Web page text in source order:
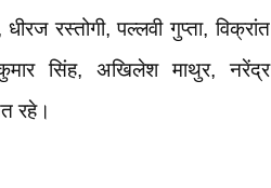
रस्तोगी, पल्लवी गुप्ता, विक्रांत
कुमार सिंह, अखिलेश माथुर, नरेंद्र
रहे।